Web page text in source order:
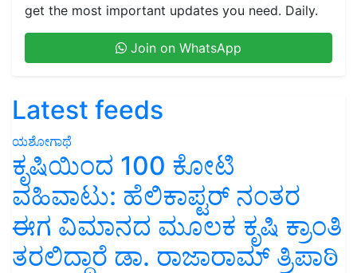
get the most important updates you need. Daily.
Join on WhatsApp
Latest feeds
ಯಶೋಗಾಥೆ
ಕೃಷಿಯಿಂದ 100 ಕೋಟಿ
ವಹಿವಾಟು: ಹೆಲಿಕಾಪ್ಟರ್ ನಂತರ
ಈಗ ವಿಮಾನದ ಮೂಲಕ ಕೃಷಿ ಕ್ರಾಂತಿ
ತರಲಿದ್ದಾರೆ ಡಾ. ರಾಜಾರಾಮ್ ತ್ರಿಪಾಠಿ